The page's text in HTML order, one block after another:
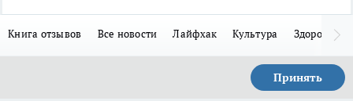
Книга отзывов Все новости Лайфхак Культура Здоровье
Принять